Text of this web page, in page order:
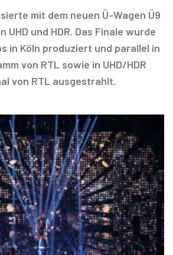
mit dem neuen Ü-Wagen Ü9
UHD und HDR. Das Finale wurde
in Köln produziert und parallel in
von RTL sowie in UHD/HDR
von RTL ausgestrahlt.